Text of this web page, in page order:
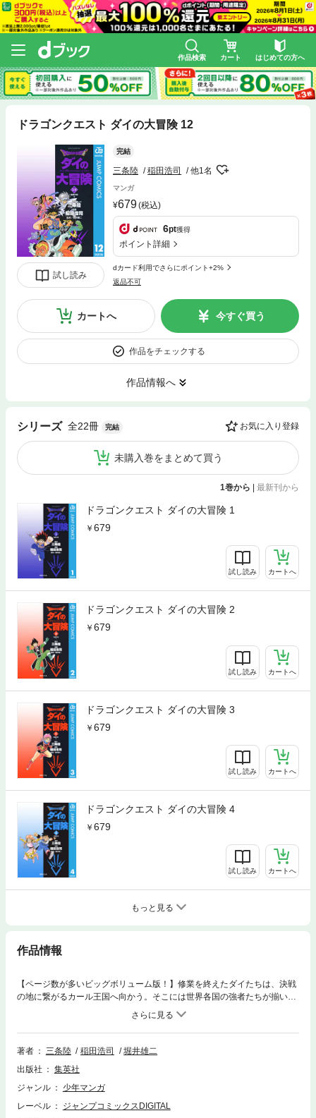
作品検索 カート はじめての方へ
ドラゴンクエスト ダイの大冒険 12
試し読み
完結
三条陸 稲田浩司 他1名
マンガ
679(税込)
6pt獲得
ポイント詳細
dカード利用でさらにポイント+2%
返品不可
カートへ 今すぐ買う
作品をチェックする
作品情報へ
シリーズ 全22冊 完結 お気に入り登録
未購入巻をまとめて買う
1巻から 最新刊から
ドラゴンクエスト ダイの大冒険 1
679
試し読み カートへ
ドラゴンクエスト ダイの大冒険 2
679
試し読み カートへ
ドラゴンクエスト ダイの大冒険 3
679
試し読み カートへ
ドラゴンクエスト ダイの大冒険 4
679
試し読み カートへ
もっと見る
作品情報
【ページ数が多いビッグボリューム版！】修業を終えたダイたちは、決戦
の地に繋がるカール王国へ向かう。そこには世界各国の強者たちが揃い始
めていた。しかし、ハドラーが指揮する親衛騎団がその地を襲撃！ 急いで
駆けつけようとするダイたちの前に、北の勇者を名乗る少年が現れて!?
著者 三条陸 稲田浩司
堀井雄二
出版社
集英社
ジャンル
少年マンガ
レーベル
ジャンプコミックスDIGITAL